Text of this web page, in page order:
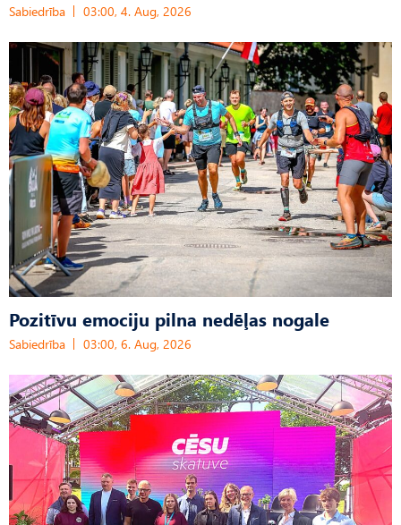
Sabiedrība 03:00, 4. Aug, 2026
Pozitīvu emociju pilna nedēļas nogale
Sabiedrība 03:00, 6. Aug, 2026